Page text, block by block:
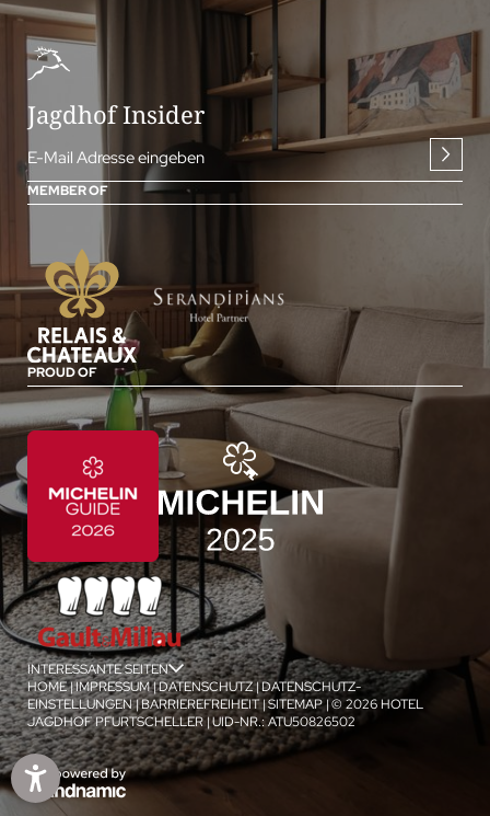
jSPA
1/4
Jagdhof Insider
E-Mail Adresse eingeben
MEMBER OF
PROUD OF
INTERESSANTE SEITEN
HOME|IMPRESSUM|DATENSCHUTZ|DATENSCHUTZ-
EINSTELLUNGEN|BARRIEREFREIHEIT|SITEMAP|© 2026 HOTEL
JAGDHOF PFURTSCHELLER|UID-NR.: ATU50826502